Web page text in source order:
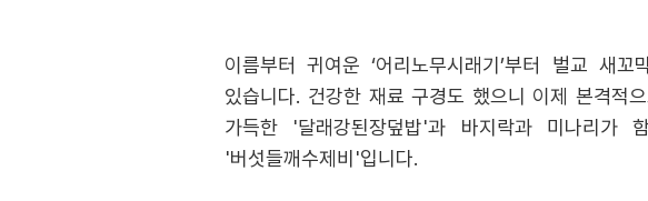
이름부터 귀여운 ‘어리노무시래기’부터 벌교 새
있습니다. 건강한 재료 구경도 했으니 이제 본격적
가득한 '달래강된장덮밥'과 바지락과 미나리가
'버섯들깨수제비'입니다.